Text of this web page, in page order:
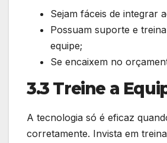
Sejam fáceis de integrar
Possuam suporte e
equipe;
Se encaixem no
3.3 Treine a
A tecnologia só é eficaz
corretamente. Invista em